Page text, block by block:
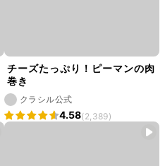
チーズたっぷり！ピーマンの肉
巻き
クラシル公式
4.58(2,389)